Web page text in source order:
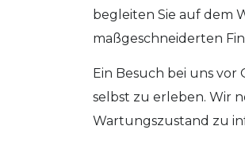
begleiten Sie auf dem
maßgeschneiderten
Ein Besuch bei uns
selbst zu erleben. Wir
Wartungszustand zu